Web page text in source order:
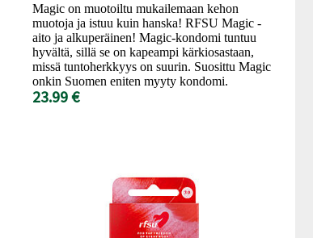
Magic on muotoiltu mukailemaan kehon
muotoja ja istuu kuin hanska! RFSU Magic -
aito ja alkuperäinen! Magic-kondomi tuntuu
hyvältä, sillä se on kapeampi kärkiosastaan,
missä tuntoherkkyys on suurin. Suosittu Magic
onkin Suomen eniten myyty kondomi.
23.99 €